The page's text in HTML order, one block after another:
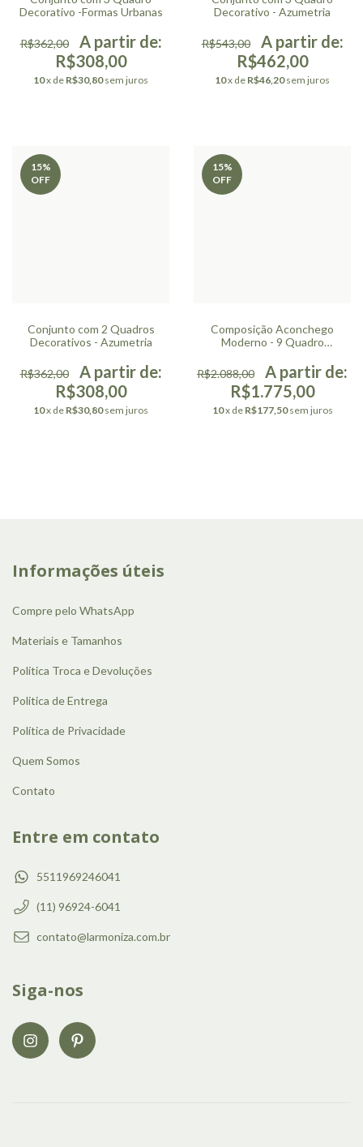
Decorativo -Formas Urbanas
R$362,00
R$308,00
10x de R$30,80 sem juros
Decorativo - Azumetria
R$543,00
R$462,00
10x de R$46,20 sem juros
15%
OFF
Conjunto com 2 Quadros
Decorativos - Azumetria
R$362,00
R$308,00
10x de R$30,80 sem juros
15%
OFF
Composição Aconchego
Moderno - 9 Quadro
R$2.088,00
R$1.775,00
10x de R$177,50 sem juros
Informações úteis
Compre pelo WhatsApp
Materiais e Tamanhos
Política Troca e Devoluções
Politica de Entrega
Política de Privacidade
Quem Somos
Contato
Entre em contato
5511969246041
(11) 96924-6041
contato@larmoniza.com.br
Siga-nos